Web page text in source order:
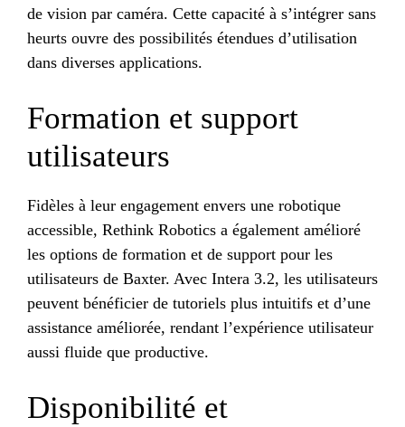
de vision par caméra. Cette capacité à s’intégrer sans
heurts ouvre des possibilités étendues d’utilisation
dans diverses applications.
Formation et support
utilisateurs
Fidèles à leur engagement envers une robotique
accessible, Rethink Robotics a également amélioré
les options de formation et de support pour les
utilisateurs de Baxter. Avec Intera 3.2, les utilisateurs
peuvent bénéficier de tutoriels plus intuitifs et d’une
assistance améliorée, rendant l’expérience utilisateur
aussi fluide que productive.
Disponibilité et